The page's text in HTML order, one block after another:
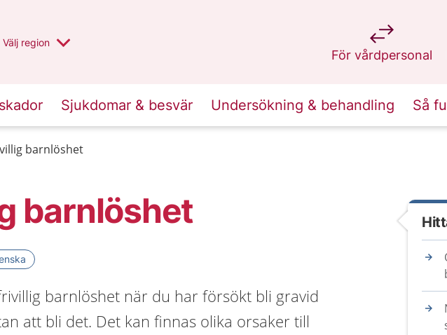
Du har valt region
Välj en annan
region
För vårdpersonal
på 1177.se
Sjukdomar & besvär Undersökning & behandling Så
barnlöshet
barnlöshet
barnlöshet när du har försökt bli gravid
att bli det. Det kan finnas olika orsaker till